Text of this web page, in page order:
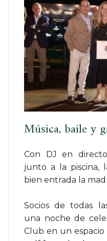
Música, baile y
Con DJ en
junto a la piscina,
bien entrada la
Socios de todas
una noche de
Club en un